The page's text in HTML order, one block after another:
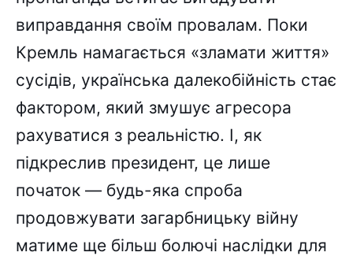
виправдання своїм провалам. Поки
Кремль намагається «зламати життя»
сусідів, українська далекобійність стає
фактором, який змушує агресора
рахуватися з реальністю. І, як
підкреслив президент, це лише
початок — будь-яка спроба
продовжувати загарбницьку війну
матиме ще більш болючі наслідки для